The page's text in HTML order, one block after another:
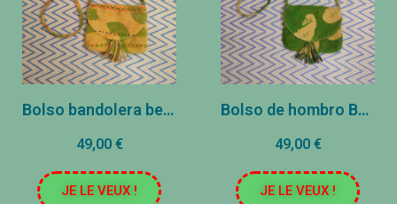
Bolso bandolera bengalí - 20x17cm - Amarillo
49,00 €
JE LE VEUX !
Bolso de hombro Bengal - 20x17cm - Verde
49,00 €
JE LE VEUX !